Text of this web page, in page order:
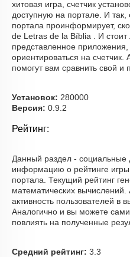
хитовая игра, счетчик
доступную на портале. И так,
портала проинформирует,
de Letras de la Bíblia . И
представленное приложения,
ориентироваться на счетчик.
помогут вам сравнить свой и
Установок: 280000
Версия: 0.9.2
Рейтинг:
Данный раздел - социальные
информацию о рейтинге
портала. Текущий рейтинг
математических вычислений.
активность пользователей в
Аналогично и вы можете сами
повлиять на полученные
Средний рейтинг: 3.3